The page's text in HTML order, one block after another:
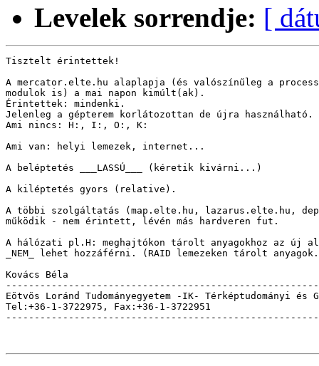
Levelek sorrendje: [
Tisztelt érintettek!
A mercator.elte.hu alaplapja (és valószínűleg a
modulok is) a mai napon kimúlt(ak).
Érintettek: mindenki.
Jelenleg a gépterem korlátozottan de újra használható.
Ami nincs: H:, I:, O:, K:
Ami van: helyi lemezek, internet...
A beléptetés ___LASSÚ___ (kéretik kivárni...)
A kiléptetés gyors (relative).
A többi szolgáltatás (map.elte.hu, lazarus.elte.hu,
működik - nem érintett, lévén más hardveren fut.
A hálózati pl.H: meghajtókon tárolt anyagokhoz az új
_NEM_ lehet hozzáférni. (RAID lemezeken tárolt
Kovács Béla
Eötvös Loránd Tudományegyetem -IK- Térképtudományi és
Tel:+36-1-3722975, Fax:+36-1-3722951